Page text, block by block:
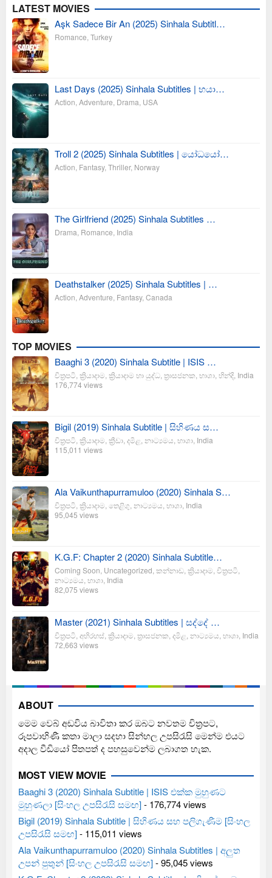
LATEST MOVIES
Aşk Sadece Bir An (2025) Sinhala Subtitl…
Romance Turkey
Last Days (2025) Sinhala Subtitles | භයා…
Action Adventure Drama USA
Troll 2 (2025) Sinhala Subtitles | යෝධයෝ…
Action Fantasy, Thriller, Norway
The Girlfriend (2025) Sinhala Subtitles …
Drama Romance India
Deathstalker (2025) Sinhala Subtitles | …
Action Adventure Fantasy, Canada
TOP MOVIES
Baaghi 3 (2020) Sinhala Subtitle | ISIS …
චිත්‍රපටි ක්‍රියාදාම ක්‍රියාදාම හා යුද්ධ ත්‍රාසජනක භාශා හින්දි India
176,774 views
Bigil (2019) Sinhala Subtitle | සිහිණය ස…
චිත්‍රපටි ක්‍රියාදාම ක්‍රීඩා දමිළ නාට්‍යමය භාශා India
115,011 views
Ala Vaikunthapurramuloo (2020) Sinhala S…
චිත්‍රපටි ක්‍රියාදාම තෙළිගු නාට්‍යමය භාශා India
95,045 views
K.G.F: Chapter 2 (2020) Sinhala Subtitle…
Coming Soon Uncategorized කන්නාඩ ක්‍රියාදාම චිත්‍රපටි
නාට්‍යමය භාශා India
82,075 views
Master (2021) Sinhala Subtitles | සද්දේ …
චිත්‍රපටි අභිරහස් ක්‍රියාදාම ත්‍රාසජනක දමිළ නාට්‍යමය භාශා India
72,663 views
ABOUT
මෙම වෙබ් අඩවිය බාවිතා කර ඔබට නවතම චිත්‍රපට,
රූපවාහිණී කතා මාලා සදහා සින්හල උපසිරැසි මෙන්ම එයට
අදාල වීඩියෝ පිතපත් ද පහසුවෙන්ම ලබාගත හැක.
MOST VIEW MOVIE
Baaghi 3 (2020) Sinhala Subtitle | ISIS එක්ක මුහුණට
මුහුණලා [සිංහල උපසිරැසි සමඟ]- 176,774 views
Bigil (2019) Sinhala Subtitle | සිහිණය සහ පලිගැණීම [සිංහල
උපසිරැසි සමඟ]- 115,011 views
Ala Vaikunthapurramuloo (2020) Sinhala Subtitles | අලුත
උපන් පුතුන් [සිංහල උපසිරැසි සමඟ]- 95,045 views